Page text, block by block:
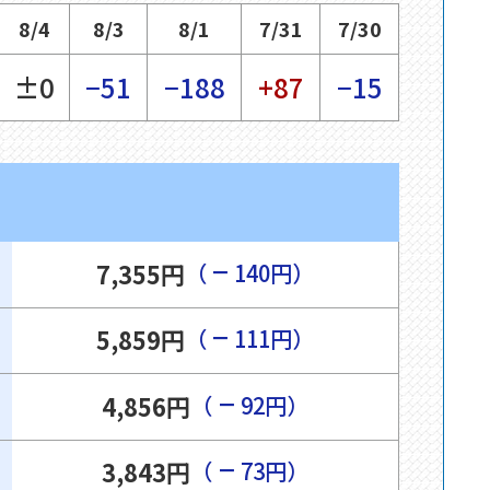
8/4 8/3 8/1 7/31 7/30
±0 −51 −188 +87 −15
7,355円 （ − 140円）
5,859円 （ − 111円）
4,856円 （ − 92円）
3,843円 （ − 73円）